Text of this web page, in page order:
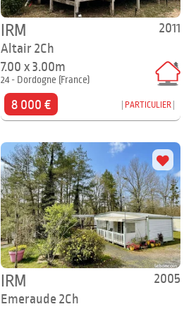
2011
IRM
Altair 2Ch
7.00 x 3.00m
24 - Dordogne (France)
8 000 € PARTICULIER
2005
IRM
Emeraude 2Ch